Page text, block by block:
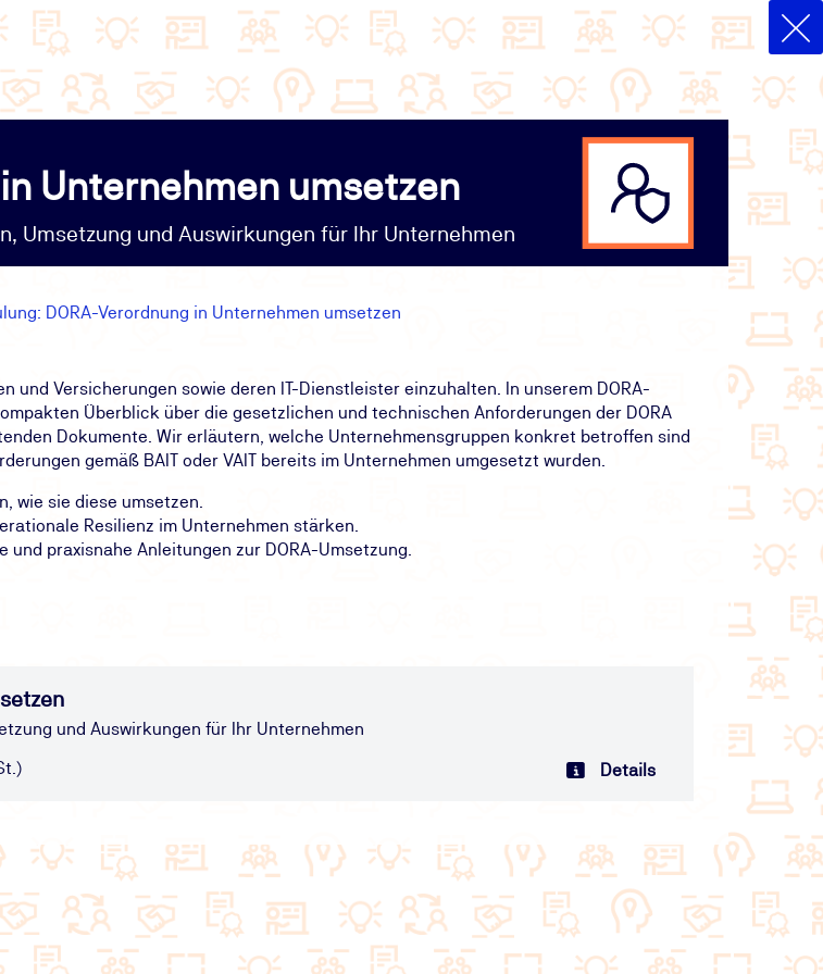
Unternehmen umsetzen
Umsetzung und Auswirkungen für Ihr Unternehmen
DORA-Verordnung in Unternehmen umsetzen
und Versicherungen sowie deren IT-Dienstleister einzuhalten. In unserem DORA-
Überblick über die gesetzlichen und technischen Anforderungen der DORA
Dokumente. Wir erläutern, welche Unternehmensgruppen konkret betroffen sind
gemäß BAIT oder VAIT bereits im Unternehmen umgesetzt wurden.
wie sie diese umsetzen.
Resilienz im Unternehmen stärken.
praxisnahe Anleitungen zur DORA-Umsetzung.
und Auswirkungen für Ihr Unternehmen
Details